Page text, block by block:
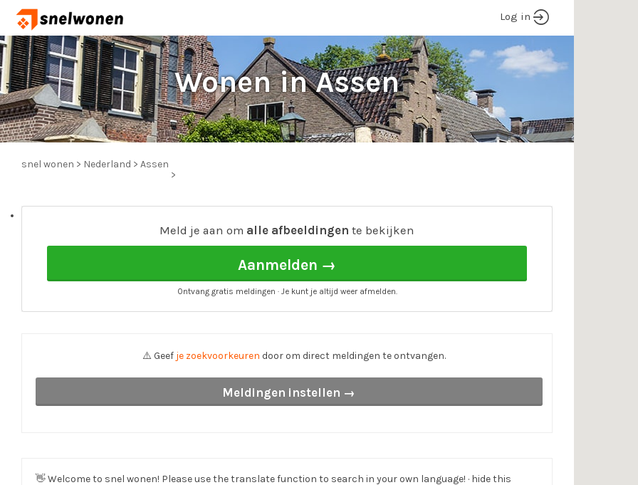
Log in
Wonen in Assen
snel wonen > Nederland > Assen
>
Meld je aan om alle afbeeldingen te bekijken
Aanmelden →
Ontvang gratis meldingen · Je kunt je altijd weer afmelden.
⚠️ Geef je zoekvoorkeuren door om direct meldingen te ontvangen.
Meldingen instellen →
👋Welcome to snel wonen! Please use the translate function to search in your own language! · hide this